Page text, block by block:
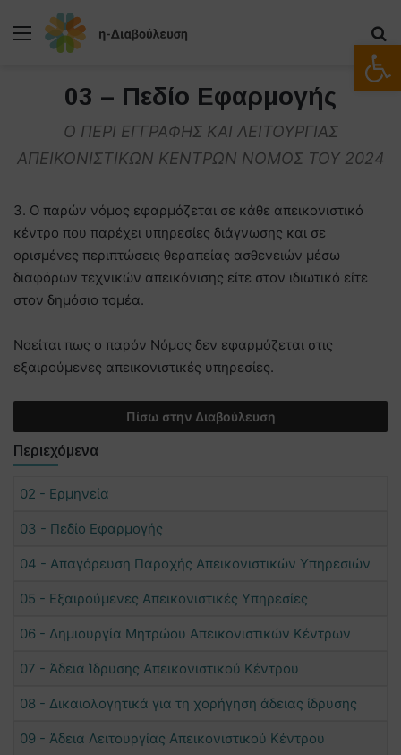
Μενού
03 – Πεδίο Εφαρμογής
Ο ΠΕΡΙ ΕΓΓΡΑΦΗΣ ΚΑΙ ΛΕΙΤΟΥΡΓΙΑΣ
ΑΠΕΙΚΟΝΙΣΤΙΚΩΝ ΚΕΝΤΡΩΝ ΝΟΜΟΣ ΤΟΥ 2024
3. Ο παρών νόμος εφαρμόζεται σε κάθε απεικονιστικό
κέντρο που παρέχει υπηρεσίες διάγνωσης και σε
ορισμένες περιπτώσεις θεραπείας ασθενειών μέσω
διαφόρων τεχνικών απεικόνισης είτε στον ιδιωτικό είτε
στον δημόσιο τομέα.
Νοείται πως ο παρόν Νόμος δεν εφαρμόζεται στις
εξαιρούμενες απεικονιστικές υπηρεσίες.
Πίσω στην Διαβούλευση
Περιεχόμενα
02 - Ερμηνεία
03 - Πεδίο Εφαρμογής
04 - Απαγόρευση Παροχής Απεικονιστικών Υπηρεσιών
05 - Εξαιρούμενες Απεικονιστικές Υπηρεσίες
06 - Δημιουργία Μητρώου Απεικονιστικών Κέντρων
07 - Άδεια Ίδρυσης Απεικονιστικού Κέντρου
08 - Δικαιολογητικά για τη χορήγηση άδειας ίδρυσης
09 - Άδεια Λειτουργίας Απεικονιστικού Κέντρου